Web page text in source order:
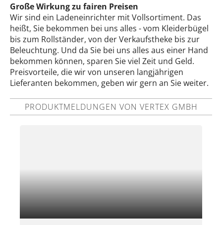
Große Wirkung zu fairen Preisen
Wir sind ein Ladeneinrichter mit Vollsortiment. Das
heißt, Sie bekommen bei uns alles - vom Kleiderbügel
bis zum Rollständer, von der Verkaufstheke bis zur
Beleuchtung. Und da Sie bei uns alles aus einer Hand
bekommen können, sparen Sie viel Zeit und Geld.
Preisvorteile, die wir von unseren langjährigen
Lieferanten bekommen, geben wir gern an Sie weiter.
PRODUKTMELDUNGEN VON VERTEX GMBH